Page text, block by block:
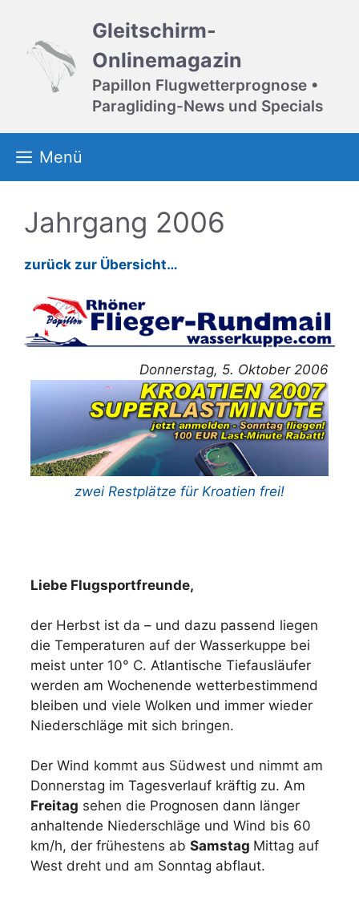
springen
Gleitschirm-
Onlinemagazin
Papillon Flugwetterprognose •
Paragliding-News und Specials
Menü
Jahrgang 2006
zurück zur Übersicht…
Donnerstag, 5. Oktober 2006
zwei Restplätze für Kroatien frei!
Liebe Flugsportfreunde,
der Herbst ist da – und dazu passend liegen
die Temperaturen auf der Wasserkuppe bei
meist unter 10° C. Atlantische Tiefausläufer
werden am Wochenende wetterbestimmend
bleiben und viele Wolken und immer wieder
Niederschläge mit sich bringen.
Der Wind kommt aus Südwest und nimmt am
Donnerstag im Tagesverlauf kräftig zu. Am
Freitag sehen die Prognosen dann länger
anhaltende Niederschläge und Wind bis 60
km/h, der frühestens ab Samstag Mittag auf
West dreht und am Sonntag abflaut.